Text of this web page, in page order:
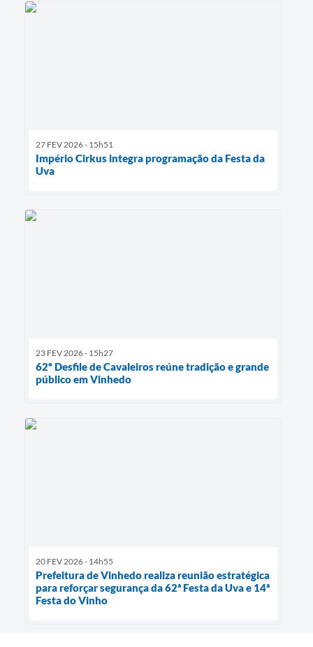
27 FEV 2026 - 15h51
Império Cirkus integra programação da Festa da
Uva
23 FEV 2026 - 15h27
62º Desfile de Cavaleiros reúne tradição e grande
público em Vinhedo
20 FEV 2026 - 14h55
Prefeitura de Vinhedo realiza reunião estratégica
para reforçar segurança da 62ª Festa da Uva e 14ª
Festa do Vinho